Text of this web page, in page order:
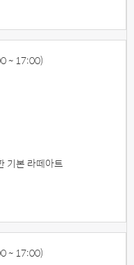
~ 17:00)
기본 라떼아트
~ 17:00)